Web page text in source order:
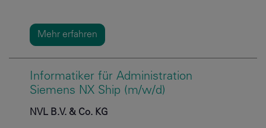
Mehr erfahren
Informatiker für Administration
Siemens NX Ship (m/w/d)
NVL B.V. & Co. KG